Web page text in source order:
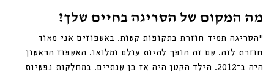
מה המקום של הסריגה בחיים שלך?
״הסריגה תמיד חוזרת בתקופות קשות. באשפוזים אני מאוד
חוזרת לזה. שם זה הופך להיות עולם ומלואו. האשפוז הראשון
היה ב־2012. הילד הקטן היה אז בן שנתיים. במחלקות נפשיות